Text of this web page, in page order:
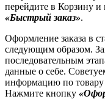
перейдите в Корзину и
«Быстрый заказ».
Оформление заказа в
следующим образом.
последовательным
данные о себе.
информацию по товару
Нажмите кнопку